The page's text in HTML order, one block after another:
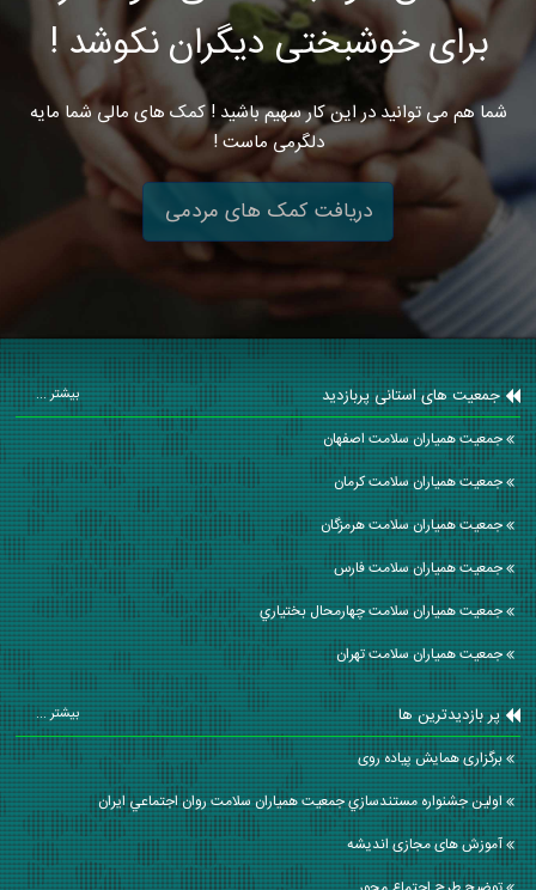
برای خوشبختی دیگران نکوشد !
شما هم می توانید در این کار سهیم باشید ! کمک های مالی شما مایه
دلگرمی ماست !
دریافت کمک های مردمی
جمعیت های استانی پربازدید بیشتر ...
جمعیت همیاران سلامت اصفهان
جمعیت همیاران سلامت كرمان
جمعیت همیاران سلامت هرمزگان
جمعیت همیاران سلامت فارس
جمعیت همیاران سلامت چهارمحال بختياري
جمعیت همیاران سلامت تهران
پر بازدیدترین ها بیشتر ...
برگزاری همایش پیاده روی
اولين جشنواره مستندسازي جمعيت همياران سلامت روان اجتماعي ايران
آموزش های مجازی اندیشه